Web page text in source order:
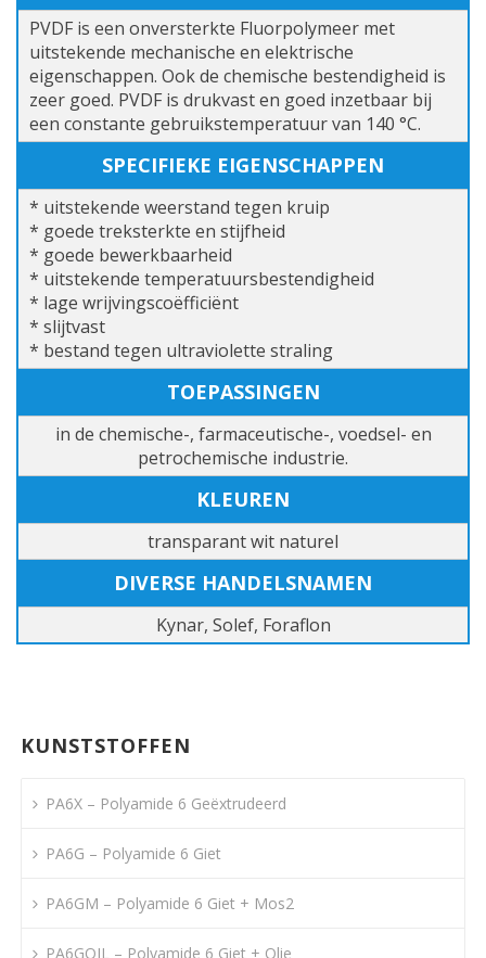
PVDF is een onversterkte Fluorpolymeer met
uitstekende mechanische en elektrische
eigenschappen. Ook de chemische bestendigheid is
zeer goed. PVDF is drukvast en goed inzetbaar bij
een constante gebruikstemperatuur van 140 °C.
SPECIFIEKE EIGENSCHAPPEN
* uitstekende weerstand tegen kruip
* goede treksterkte en stijfheid
* goede bewerkbaarheid
* uitstekende temperatuursbestendigheid
* lage wrijvingscoëfficiënt
* slijtvast
* bestand tegen ultraviolette straling
TOEPASSINGEN
in de chemische-, farmaceutische-, voedsel- en
petrochemische industrie.
KLEUREN
transparant wit naturel
DIVERSE HANDELSNAMEN
Kynar, Solef, Foraflon
KUNSTSTOFFEN
PA6X – Polyamide 6 Geëxtrudeerd
PA6G – Polyamide 6 Giet
PA6GM – Polyamide 6 Giet + Mos2
PA6GOIL – Polyamide 6 Giet + Olie